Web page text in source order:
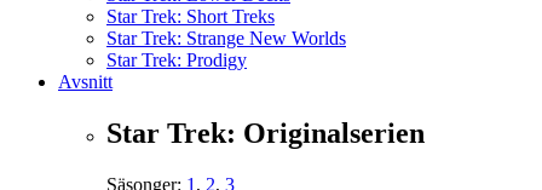
Star Trek: Short Treks
Star Trek: Strange New Worlds
Star Trek: Prodigy
Avsnitt
Star Trek: Originalserien
Säsonger: 1 , 2, 3